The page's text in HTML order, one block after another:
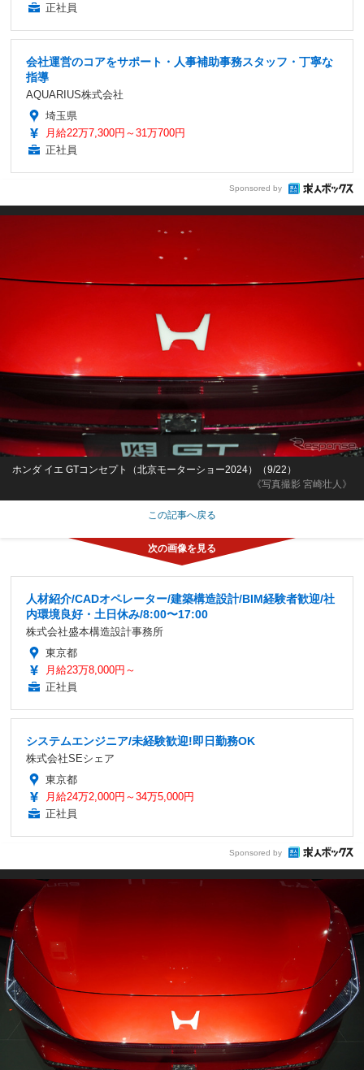
正社員
会社運営のコアをサポート・人事補助事務スタッフ・丁寧な
指導
AQUARIUS株式会社
埼玉県
月給22万7,300円～31万700円
正社員
Sponsored by
《写真撮影 宮崎壮人》
ホンダ イエ GTコンセプト（北京モーターショー2024）（9/22）
この記事へ戻る
人材紹介/CADオペレーター/建築構造設計/BIM経験者歓迎/社
内環境良好・土日休み/8:00〜17:00
株式会社盛本構造設計事務所
東京都
月給23万8,000円～
正社員
システムエンジニア/未経験歓迎!即日勤務OK
株式会社SEシェア
東京都
月給24万2,000円～34万5,000円
正社員
Sponsored by